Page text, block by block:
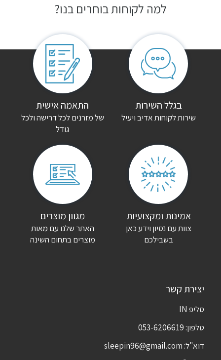
למה לקוחות בוחרים בנו?
בגלל השירות
שירות לקוחות אדיב ויעיל
התאמה אישית
של מזרנים לכל דרישה ולכל
גודל
אמינות ומקצועיות
צוות עם נסיון וידע כאן
בשבילכם
מגוון מוצרים
האתר שלנו עם מאות
מוצרים בתחום השינה
יצירת קשר
סליפ IN
טלפון:053-6206619
דוא"ל:sleepin96@gmail.com